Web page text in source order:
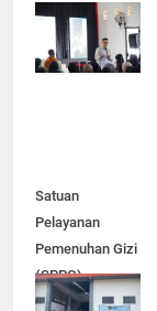
mudahkan
peserta mandiri
bayar iuran
Satuan
Pelayanan
Pemenuhan Gizi
(SPPG)
Karangjati 3 di